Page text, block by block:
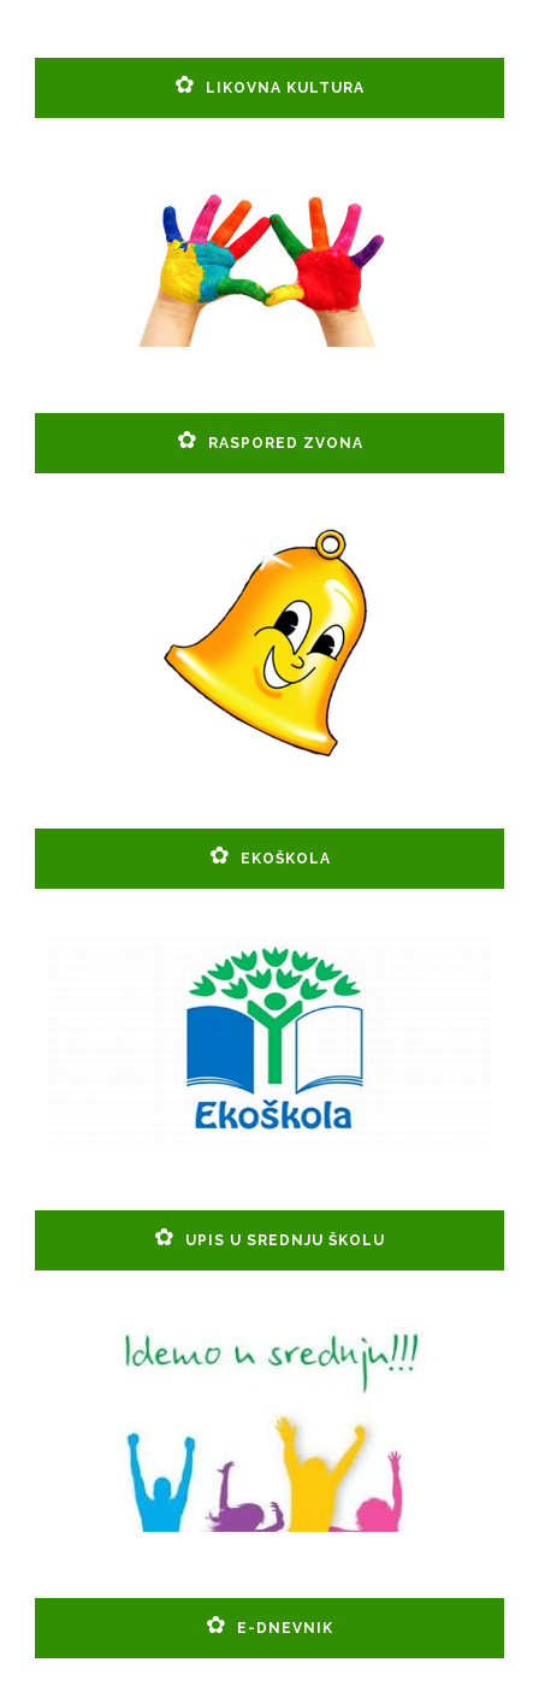
LIKOVNA KULTURA
RASPORED ZVONA
EKOŠKOLA
UPIS U SREDNJU ŠKOLU
E-DNEVNIK